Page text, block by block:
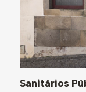
Sanitários